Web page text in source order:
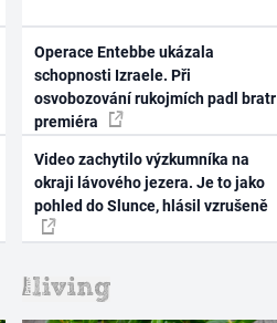
Operace Entebbe ukázala
schopnosti Izraele. Při
osvobozování rukojmích padl bratr
premiéra
Video zachytilo výzkumníka na
okraji lávového jezera. Je to jako
pohled do Slunce, hlásil vzrušeně